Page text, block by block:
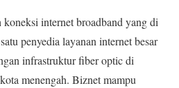
koneksi internet broadband yang di
penyedia layanan internet besar
infrastruktur fiber optic di
menengah. Biznet mampu